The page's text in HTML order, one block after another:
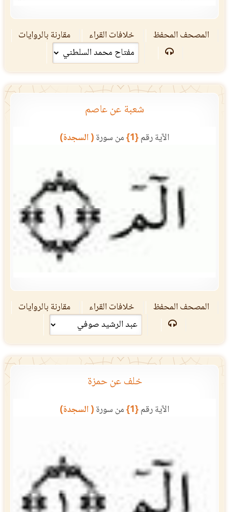
المصحف المحفظ خلافات القراء مقارنة بالروايات
شعبة عن عاصم
الآية رقم{1} من سورة( السجدة)
المصحف المحفظ خلافات القراء مقارنة بالروايات
خلف عن حمزة
الآية رقم{1} من سورة( السجدة)